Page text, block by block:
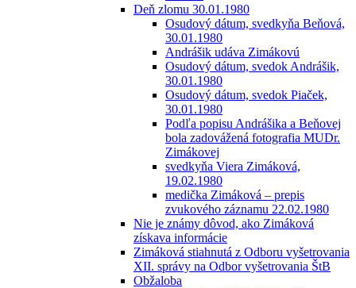
Deň zlomu 30.01.1980
Osudový dátum, svedkyňa Beňová,
30.01.1980
Andrášik udáva Zimákovú
Osudový dátum, svedok Andrášik,
30.01.1980
Osudový dátum, svedok Piaček,
30.01.1980
Podľa popisu Andrášika a Beňovej
bola zadovážená fotografia MUDr.
Zimákovej
svedkyňa Viera Zimáková,
19.02.1980
medička Zimáková – prepis
zvukového záznamu 22.02.1980
Nie je známy dôvod, ako Zimáková
získava informácie
Zimáková stiahnutá z Odboru vyšetrovania
XII. správy na Odbor vyšetrovania ŠtB
Obžaloba